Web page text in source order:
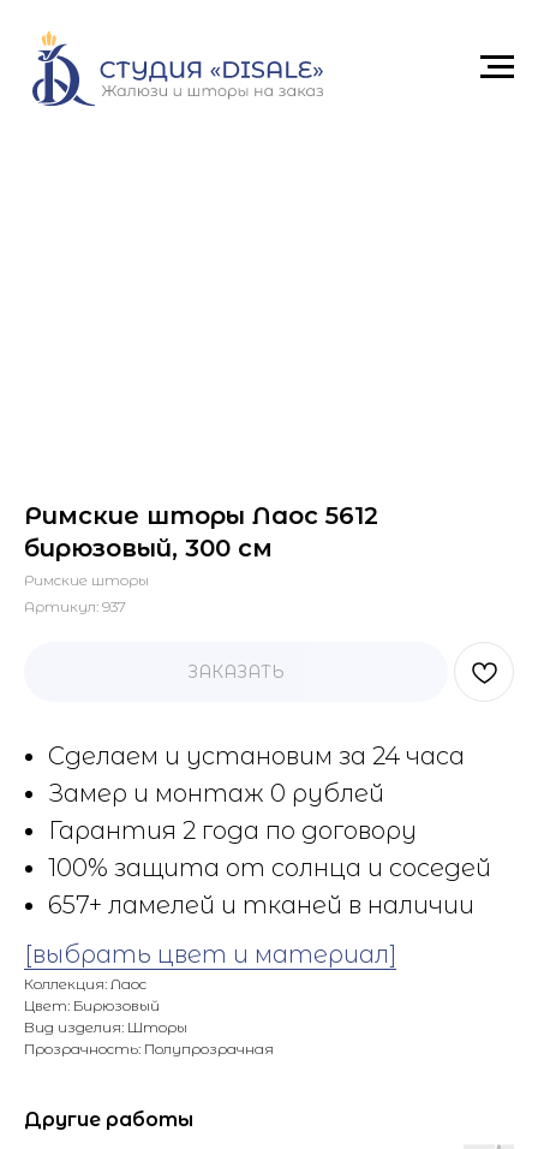
Римские шторы Лаос 5612
бирюзовый, 300 см
Римские шторы
Артикул: 937
ЗАКАЗАТЬ
Сделаем и установим за 24 часа
Замер и монтаж 0 рублей
Гарантия 2 года по договору
100% защита от солнца и соседей
657+ ламелей и тканей в наличии
[выбрать цвет и материал]
Коллекция: Лаос
Цвет: Бирюзовый
Вид изделия: Шторы
Прозрачность: Полупрозрачная
Другие работы